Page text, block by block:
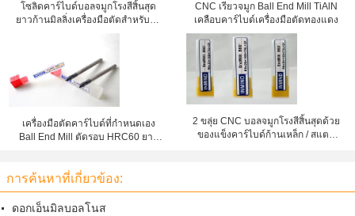
โซลิดคาร์ไบด์บอลจมูกโรงสีสิ้นสุด
ยาวก้านมิลลิ่งเครื่องมือตัดสำหรับกัด
CNC เรียวจมูก Ball End Mill TiAlN
เคลือบคาร์ไบด์เครื่องมือตัดทองแดง
เครื่องมือตัดคาร์ไบด์ที่กำหนดเอง
Ball End Mill ตัดรอบ HRC60 ยาว
2 ขลุ่ย CNC บอลจมูกโรงสีสิ้นสุดด้วย
ของแข็งคาร์ไบด์ก้านเหล็ก / สแตน
การค้นหาที่เกี่ยวข้อง:
ดอกเอ็นมิลบอลโนส